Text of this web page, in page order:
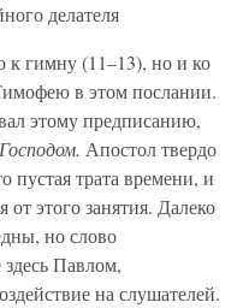
делателя
к гимну (11–13), но и ко
в этом послании.
этому предписанию,
Апостол твердо
пустая трата времени, и
от этого занятия. Далеко
но слово
Павлом,
на слушателей.